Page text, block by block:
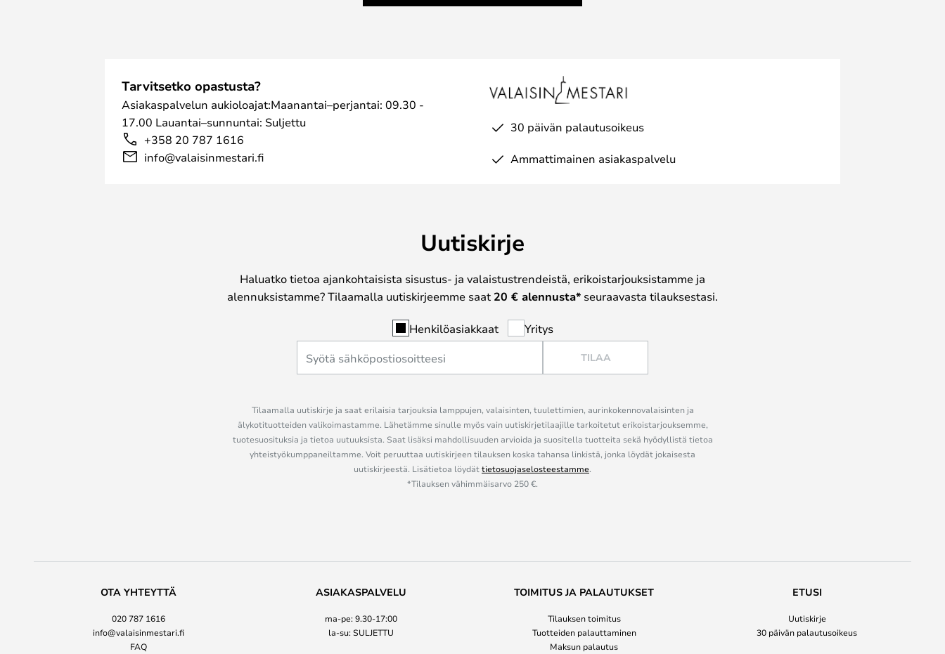
Tarvitsetko opastusta?
Asiakaspalvelun aukioloajat:Maanantai–perjantai: 09.30 -
17.00 Lauantai–sunnuntai: Suljettu
+358 20 787 1616
info@valaisinmestari.fi
30 päivän palautusoikeus
Ammattimainen asiakaspalvelu
Uutiskirje
Haluatko tietoa ajankohtaisista sisustus- ja valaistustrendeistä, erikoistarjouksistamme ja
alennuksistamme? Tilaamalla uutiskirjeemme saat 20 € alennusta* seuraavasta tilauksestasi.
Henkilöasiakkaat Yritys
TILAA
Tilaamalla uutiskirje ja saat erilaisia tarjouksia lamppujen, valaisinten, tuulettimien, aurinkokennovalaisinten ja
älykotituotteiden valikoimastamme. Lähetämme sinulle myös vain uutiskirjetilaajille tarkoitetut erikoistarjouksemme,
tuotesuosituksia ja tietoa uutuuksista. Saat lisäksi mahdollisuuden arvioida ja suositella tuotteita sekä hyödyllistä tietoa
yhteistyökumppaneiltamme. Voit peruuttaa uutiskirjeen tilauksen koska tahansa linkistä, jonka löydät jokaisesta
uutiskirjeestä. Lisätietoa löydättietosuojaselosteestamme.
*Tilauksen vähimmäisarvo 250 €.
OTA YHTEYTTÄ
020 787 1616
info@valaisinmestari.fi
FAQ
ASIAKASPALVELU
ma-pe: 9.30-17:00
la-su: SULJETTU
TOIMITUS JA PALAUTUKSET
Tilauksen toimitus
Tuotteiden palauttaminen
Maksun palautus
ETUSI
Uutiskirje
30 päivän palautusoikeus